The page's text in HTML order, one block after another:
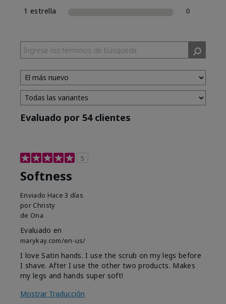
1 estrella
0
Evaluado por 54 clientes
5
Softness
Enviado Hace 3 días
por Christy
de Ona
Evaluado en
marykay.com/en-us/
I love Satin hands. I use the scrub on my legs before
I shave. After I use the other two products. Makes
my legs and hands super soft!
Mostrar Traducción